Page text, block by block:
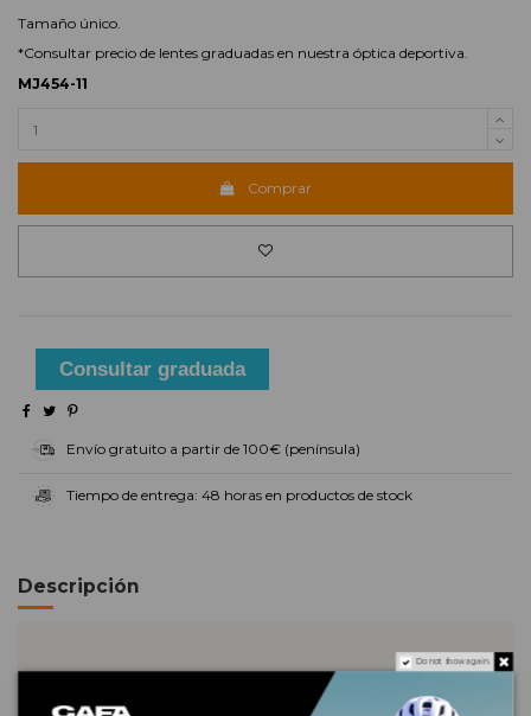
Tamaño único.
*Consultar precio de lentes graduadas en nuestra óptica deportiva.
MJ454-11
Comprar
Consultar graduada
Envío gratuito a partir de 100€ (península)
Tiempo de entrega: 48 horas en productos de stock
Descripción
Do not show again.